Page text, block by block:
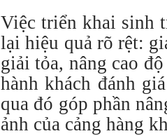
Việc triển khai sinh
lại hiệu quả rõ rệt:
giải tỏa, nâng cao
hành khách đánh
qua đó góp phần
ảnh của cảng hàng